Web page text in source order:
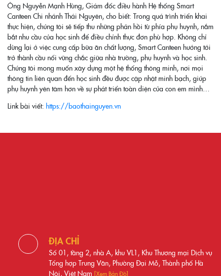
Ông Nguyễn Mạnh Hùng, Giám đốc điều hành Hệ thống Smart
Canteen Chi nhánh Thái Nguyên, cho biết: Trong quá trình triển khai
thực hiện, chúng tôi sẽ tiếp thu những phản hồi từ phía phụ huynh, nắm
bắt nhu cầu của học sinh để điều chỉnh thực đơn phù hợp. Không chỉ
dừng lại ở việc cung cấp bữa ăn chất lượng, Smart Canteen hướng tới
trở thành cầu nối vững chắc giữa nhà trường, phụ huynh và học sinh.
Chúng tôi mong muốn xây dựng một hệ thống thông minh, nơi mọi
thông tin liên quan đến học sinh đều được cập nhật minh bạch, giúp
phụ huynh yên tâm hơn về sự phát triển toàn diện của con em mình…
Link bài viết: https://baothainguyen.vn
ĐỊA CHỈ
Số 01, tầng 2, nhà A, khu VL1, Khu Thương mại Dịch vụ
Tổng hợp Trung Văn, Phường Đại Mỗ, Thành phố Hà
Nội, Việt Nam [Xem Bản Đồ]